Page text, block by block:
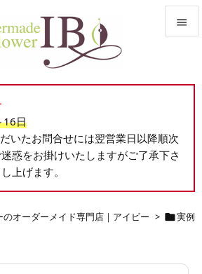


前へ

検索
16日
いたお問合せには翌営業日以降順次
惑をお掛けいたしますがご了承下さ
上げます。
オーダーメイド専門店｜アイビー > 実例